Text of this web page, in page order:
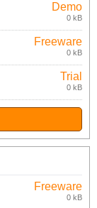
Demo
0 kB
Freeware
0 kB
Trial
0 kB
Freeware
0 kB